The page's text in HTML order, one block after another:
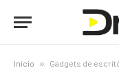
Início » Gadgets de